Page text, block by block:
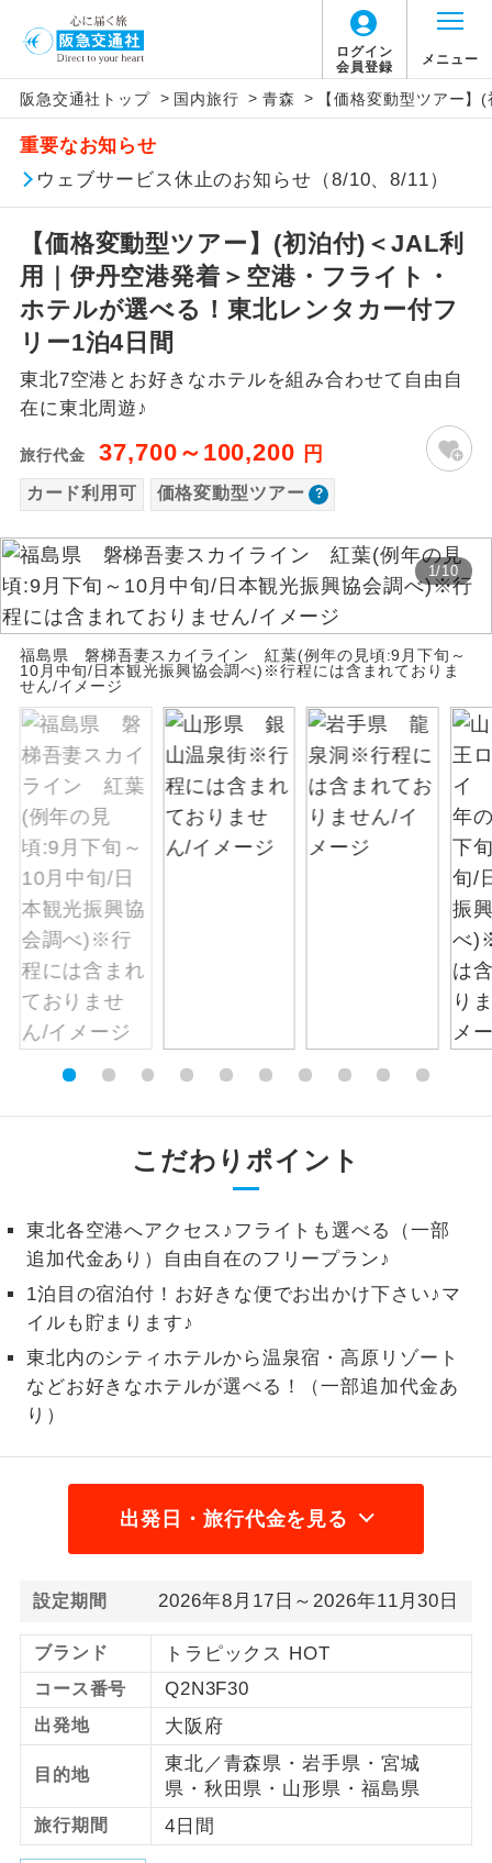
ログイン
会員登録
メニュー
阪急交通社トップ > 国内旅行 > 青森 > 【価格変動型ツアー
重要なお知らせ
ウェブサービス休止のお知らせ（8/10、8/11）
【価格変動型ツアー】(初泊付)＜JAL利
用｜伊丹空港発着＞空港・フライト・
ホテルが選べる！東北レンタカー付フ
リー1泊4日間
東北7空港とお好きなホテルを組み合わせて自由自
在に東北周遊♪
旅行代金 37,700～100,200 円
カード利用可 価格変動型ツアー
1/10
福島県 磐梯吾妻スカイライン 紅葉(例年の見頃:9月下旬～
10月中旬/日本観光振興協会調べ)※行程には含まれておりま
せん/イメージ
こだわりポイント
東北各空港へアクセス♪フライトも選べる（一部
追加代金あり）自由自在のフリープラン♪
1泊目の宿泊付！お好きな便でお出かけ下さい♪マ
イルも貯まります♪
東北内のシティホテルから温泉宿・高原リゾート
などお好きなホテルが選べる！（一部追加代金あ
り）
出発日・旅行代金を見る
設定期間 2026年8月17日～2026年11月30日
ブランド トラピックス HOT
コース番号 Q2N3F30
出発地 大阪府
目的地
東北／青森県・岩手県・宮城
県・秋田県・山形県・福島県
旅行期間 4日間
アイコン 説明
添乗員同行
往路出発空港（駅）から復路到着空港
（駅）まで同行します。
現地添乗員同
行
現地到着空港（駅）から最終日出発空港
（駅）まで添乗員が同行します。
バスガイド乗
務
バスガイドが乗務し、車内での観光案内
新コース
世界遺産
ユネスコに登録されている文化遺産や自
然遺産を訪ねるコースです。
絶景スポットに立ち寄るコースです。
温泉 温泉地にも宿泊するコースです。
露天風呂
ご宿泊ホテルに露天風呂が付いていま
す。
大浴場 ご宿泊ホテルに大浴場が付いています。
全食事付き
全てのお食事が付いていますので、お食
事の心配はいりません。（機内食を除
く）
お部屋食
お部屋にてゆっくりとお召し上がりいた
トラベルイヤ
ホン
周りの音を気にせず、ガイドさんの説明
1名様催行
す。
おひとり様参
おひとり様限定でご参加いただけるコー
スです。
1名様1室同代
金
1名様1室利用でも追加料金がかからない
コースです。
ご夫婦限定
ご夫婦限定でご参加いただけるコースで
女性限定
女性限定でご参加いただけるコースで
年齢制限あり
ご参加にあたり年齢に制限があるコース
航空会社指定
利用航空会社が指定なので、ご出発の計
ホテル指定
ご紹介するホテルを指定したコースで
おひとり様バ
ス2席利用
おひとり様でバス席を2席利⽤できま
す。
「価格変動型ツアー」に関するご案内
価格変動型ツアーとは
賃」を利用したツアーです。
お申し込み時期・ご利用便の空席状況に
よって料金が変動いたします。
以下の注意事項をあらかじめご了承いただき
ますようお願いいたします。
お支払いについて
お支払いは、クレジットカード決済のみとな
ります。
お申し込みの最後にクレジットカード決済を
していただき、決済手続き完了をもちまし
て、ご旅行の契約が成立となります。
ご予約方法について
ウェブ限定コースとなりますので、コールセ
ンター及びカウンターでのお申し込みはでき
ません。